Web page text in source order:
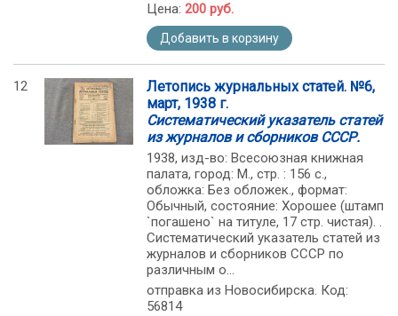
Цена: 200 руб.
Добавить в корзину
12
Летопись журнальных статей. №6,
март, 1938 г.
Систематический указатель статей
из журналов и сборников СССР.
1938, изд-во: Всесоюзная книжная
палата, город: М., стр. : 156 с.,
обложка: Без обложек., формат:
Обычный, состояние: Хорошее (штамп
`погашено` на титуле, 17 стр. чистая). .
Систематический указатель статей из
журналов и сборников СССР по
различным о...
отправка из Новосибирска. Код:
56814